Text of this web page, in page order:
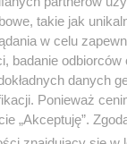
Rywalizacja
do
oraz
takie jak
w celu
odbiorców
danych
Ponieważ
„Akceptuję”.